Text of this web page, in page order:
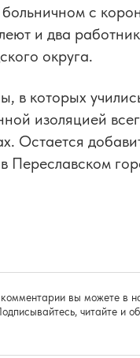
с
и два
округа.
в которых
изоляцией
Остается
Переславском
вы можете в
читайте и